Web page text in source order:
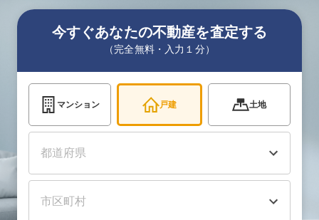
今すぐあなたの不動産を査定する
（完全無料・入力１分）
マンション 戸建 土地